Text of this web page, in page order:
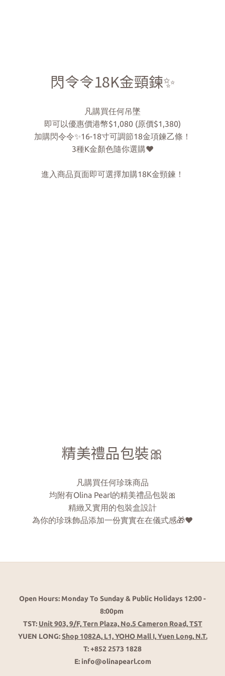
閃令令18K金頸鍊✨
凡購買任何吊墜
即可以優惠價港幣$1,080 (原價$1,380)
加購閃令令✨16-18寸可調節18金項鍊乙條！
3種K金顏色隨你選購❤️
進入商品頁面即可選擇加購18K金頸鍊！
精美禮品包裝🎀
凡購買任何珍珠商品
均附有Olina Pearl的精美禮品包裝🎀
精緻又實用的包裝盒設計
為你的珍珠飾品添加一份實實在在儀式感🎁❤️
Open Hours: Monday To Sunday & Public Holidays 12:00 -
8:00pm
TST: Unit 903, 9/F, Tern Plaza, No.5 Cameron Road, TST
YUEN LONG:Shop 1082A, L1, YOHO Mall I, Yuen Long, N.T.
T: +852 2573 1828
E: info@olinapearl.com